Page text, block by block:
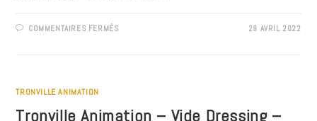
COMMENTAIRES FERMÉSSUR
2022
29 AVRIL 2022
TRONVILLE ANIMATION
Tronville Animation – Vide Dressing –